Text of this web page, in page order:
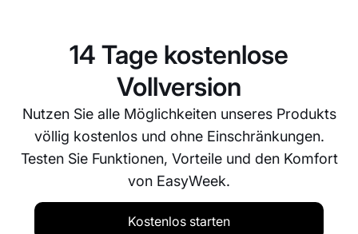
14 Tage kostenlose
Vollversion
Nutzen Sie alle Möglichkeiten unseres Produkts
völlig kostenlos und ohne Einschränkungen.
Testen Sie Funktionen, Vorteile und den Komfort
von EasyWeek.
Kostenlos starten